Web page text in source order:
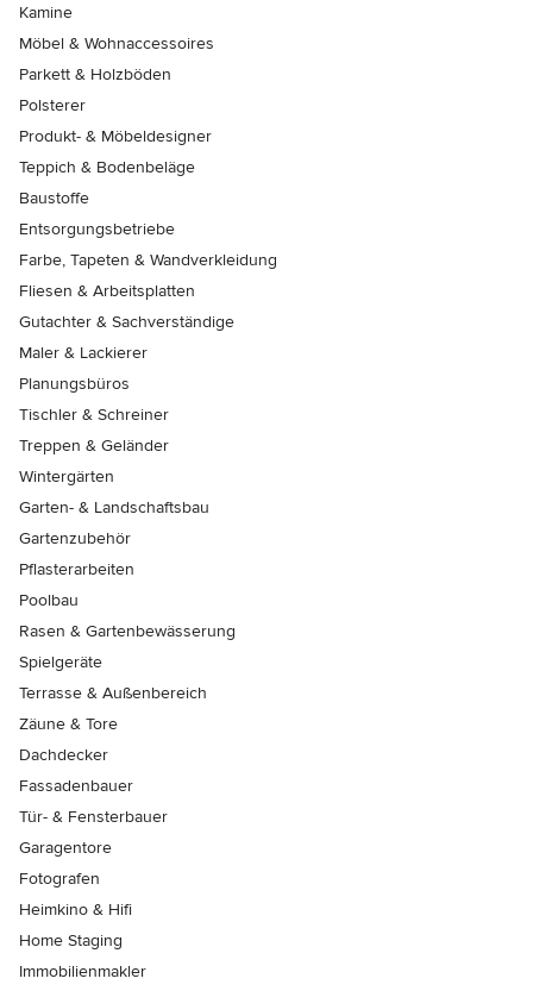
Kamine
Möbel & Wohnaccessoires
Parkett & Holzböden
Polsterer
Produkt- & Möbeldesigner
Teppich & Bodenbeläge
Baustoffe
Entsorgungsbetriebe
Farbe, Tapeten & Wandverkleidung
Fliesen & Arbeitsplatten
Gutachter & Sachverständige
Maler & Lackierer
Planungsbüros
Tischler & Schreiner
Treppen & Geländer
Wintergärten
Garten- & Landschaftsbau
Gartenzubehör
Pflasterarbeiten
Poolbau
Rasen & Gartenbewässerung
Spielgeräte
Terrasse & Außenbereich
Zäune & Tore
Dachdecker
Fassadenbauer
Tür- & Fensterbauer
Garagentore
Fotografen
Heimkino & Hifi
Home Staging
Immobilienmakler